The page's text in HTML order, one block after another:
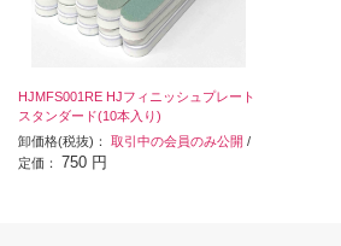
HJMFS001RE HJフィニッシュプレート
スタンダード(10本入り)
卸価格(税抜)： 取引中の会員のみ公開 /
定価： 750 円